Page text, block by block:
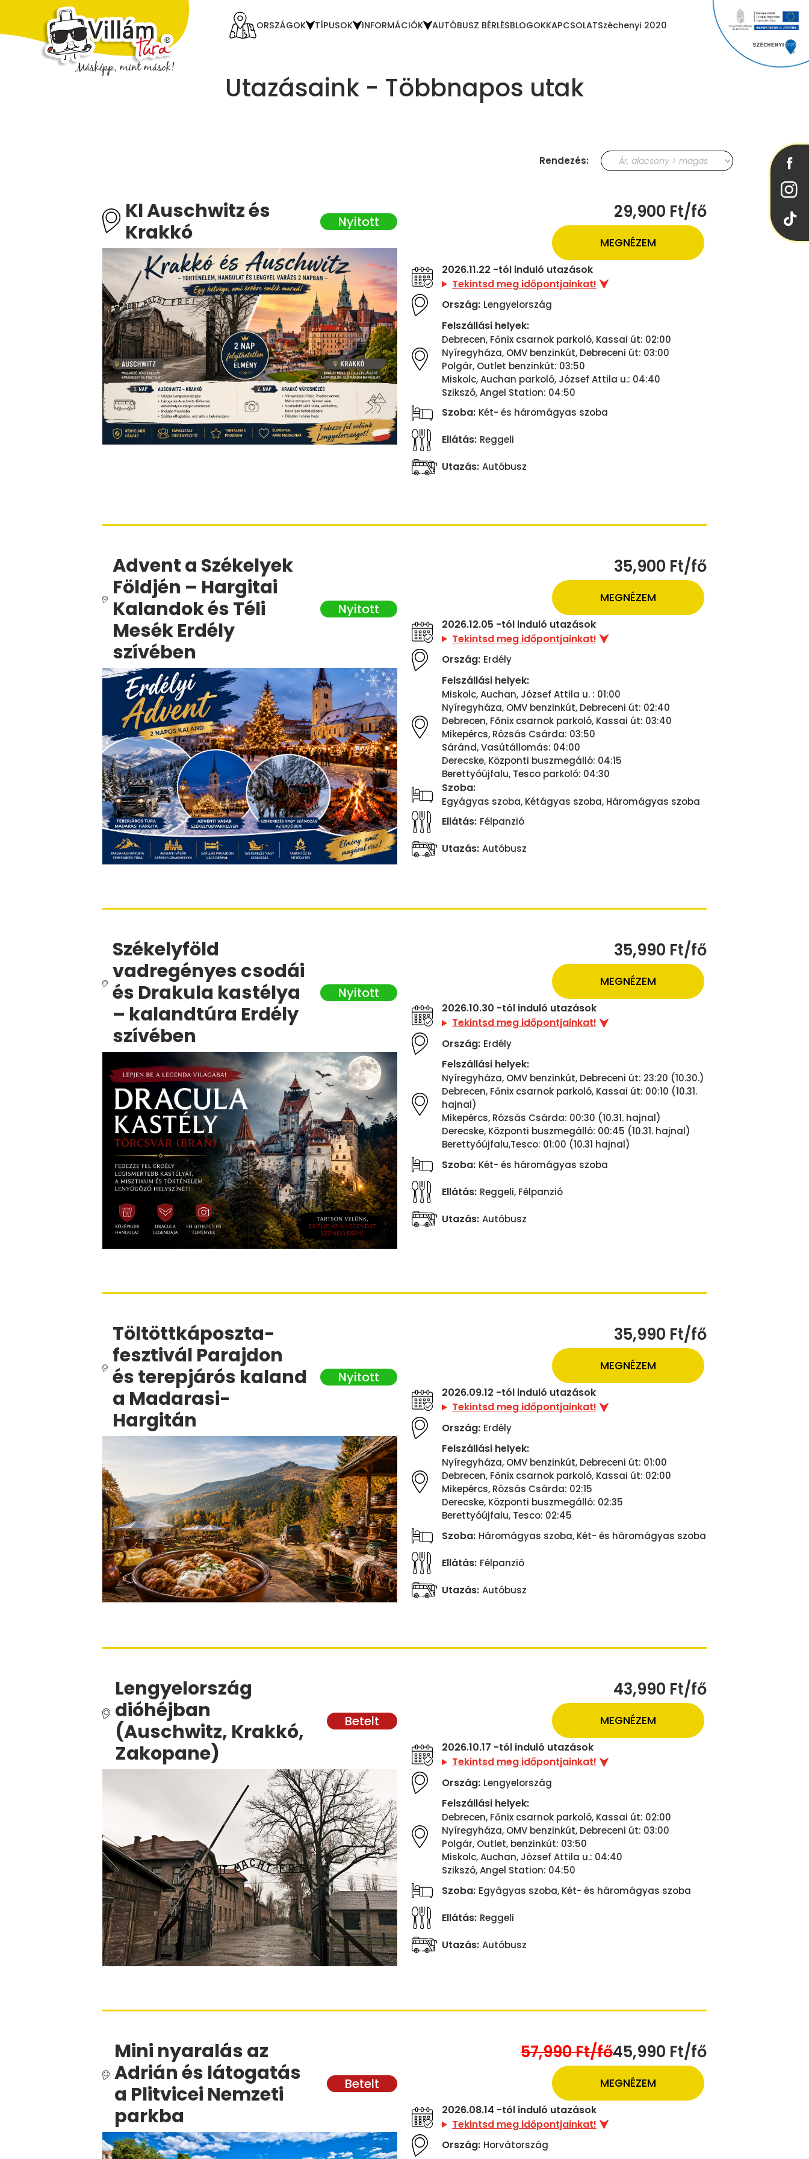
ORSZÁGOK TÍPUSOK INFORMÁCIÓK AUTÓBUSZ BÉRLÉSBLOGOKKAPCSOLATSzéchenyi 2020
Utazásaink - Többnapos utak
Rendezés:
Kl Auschwitz és
Krakkó
29,900 Ft/fő
MEGNÉZEM
2026.11.22 -tól induló utazások
Tekintsd meg időpontjainkat!
Ország: Lengyelország
Felszállási helyek:
Debrecen, Főnix csarnok parkoló, Kassai út: 02:00
Nyíregyháza, OMV benzinkút, Debreceni út: 03:00
Polgár, Outlet benzinkút: 03:50
Miskolc, Auchan parkoló, József Attila u.: 04:40
Szikszó, Angel Station: 04:50
Szoba: Két- és háromágyas szoba
Ellátás: Reggeli
Utazás: Autóbusz
Advent a Székelyek
Földjén – Hargitai
Kalandok és Téli
Mesék Erdély
szívében
35,900 Ft/fő
MEGNÉZEM
2026.12.05 -tól induló utazások
Tekintsd meg időpontjainkat!
Ország: Erdély
Felszállási helyek:
Miskolc, Auchan, József Attila u. : 01:00
Nyíregyháza, OMV benzinkút, Debreceni út: 02:40
Debrecen, Főnix csarnok parkoló, Kassai út: 03:40
Mikepércs, Rózsás Csárda: 03:50
Sáránd, Vasútállomás: 04:00
Derecske, Központi buszmegálló: 04:15
Berettyóújfalu, Tesco parkoló: 04:30
Szoba:
Egyágyas szoba, Kétágyas szoba, Háromágyas szoba
Ellátás: Félpanzió
Utazás: Autóbusz
Székelyföld
vadregényes csodái
és Drakula kastélya
– kalandtúra Erdély
szívében
35,990 Ft/fő
MEGNÉZEM
2026.10.30 -tól induló utazások
Tekintsd meg időpontjainkat!
Ország: Erdély
Felszállási helyek:
Nyíregyháza, OMV benzinkút, Debreceni út: 23:20 (10.30.)
Debrecen, Főnix csarnok parkoló, Kassai út: 00:10 (10.31.
hajnal)
Mikepércs, Rózsás Csárda: 00:30 (10.31. hajnal)
Derecske, Központi buszmegálló: 00:45 (10.31. hajnal)
Berettyóújfalu,Tesco: 01:00 (10.31 hajnal)
Szoba: Két- és háromágyas szoba
Ellátás: Reggeli, Félpanzió
Utazás: Autóbusz
Töltöttkáposzta-
fesztivál Parajdon
és terepjárós kaland
a Madarasi-
Hargitán
35,990 Ft/fő
MEGNÉZEM
2026.09.12 -tól induló utazások
Tekintsd meg időpontjainkat!
Ország: Erdély
Felszállási helyek:
Nyíregyháza, OMV benzinkút, Debreceni út: 01:00
Debrecen, Főnix csarnok parkoló, Kassai út: 02:00
Mikepércs, Rózsás Csárda: 02:15
Derecske, Központi buszmegálló: 02:35
Berettyóújfalu, Tesco: 02:45
Szoba: Háromágyas szoba, Két- és háromágyas szoba
Ellátás: Félpanzió
Utazás: Autóbusz
Lengyelország
dióhéjban
(Auschwitz, Krakkó,
Zakopane)
43,990 Ft/fő
MEGNÉZEM
2026.10.17 -tól induló utazások
Tekintsd meg időpontjainkat!
Ország: Lengyelország
Felszállási helyek:
Debrecen, Főnix csarnok parkoló, Kassai út: 02:00
Nyíregyháza, OMV benzinkút, Debreceni út: 03:00
Polgár, Outlet, benzinkút: 03:50
Miskolc, Auchan, József Attila u.: 04:40
Szikszó, Angel Station: 04:50
Szoba: Egyágyas szoba, Két- és háromágyas szoba
Ellátás: Reggeli
Utazás: Autóbusz
Mini nyaralás az
Adrián és látogatás
a Plitvicei Nemzeti
parkba
57,990 Ft/fő45,990 Ft/fő
MEGNÉZEM
2026.08.14 -tól induló utazások
Tekintsd meg időpontjainkat!
Ország: Horvátország